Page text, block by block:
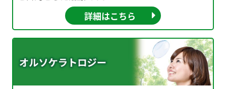
詳細はこちら